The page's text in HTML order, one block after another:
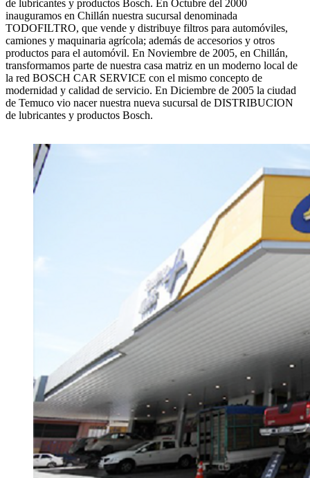
de lubricantes y productos Bosch. En Octubre del 2000
inauguramos en Chillán nuestra sucursal denominada
TODOFILTRO, que vende y distribuye filtros para automóviles,
camiones y maquinaria agrícola; además de accesorios y otros
productos para el automóvil. En Noviembre de 2005, en Chillán,
transformamos parte de nuestra casa matriz en un moderno local de
la red BOSCH CAR SERVICE con el mismo concepto de
modernidad y calidad de servicio. En Diciembre de 2005 la ciudad
de Temuco vio nacer nuestra nueva sucursal de DISTRIBUCION
de lubricantes y productos Bosch.